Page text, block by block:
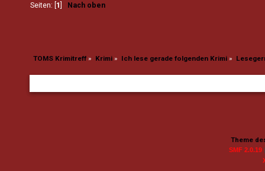
Seiten: [ 1 Nach oben
TOMS Krimitreff» Krimi» Ich lese gerade folgenden Krimi»
Theme
SMF 2.0.19